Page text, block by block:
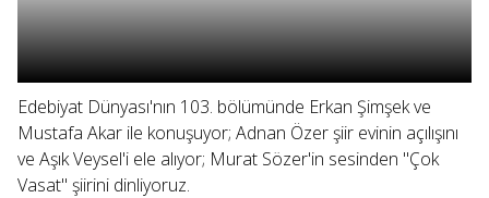
Edebiyat Dünyası'nın 103. bölümünde Erkan Şimşek ve
Mustafa Akar ile konuşuyor; Adnan Özer şiir evinin açılışını
ve Aşık Veysel'i ele alıyor; Murat Sözer'in sesinden "Çok
Vasat" şiirini dinliyoruz.